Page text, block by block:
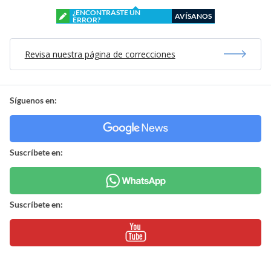
¿ENCONTRASTE UN
ERROR?
AVÍSANOS
Revisa nuestra página de correcciones
Síguenos en:
Suscríbete en:
Suscríbete en: